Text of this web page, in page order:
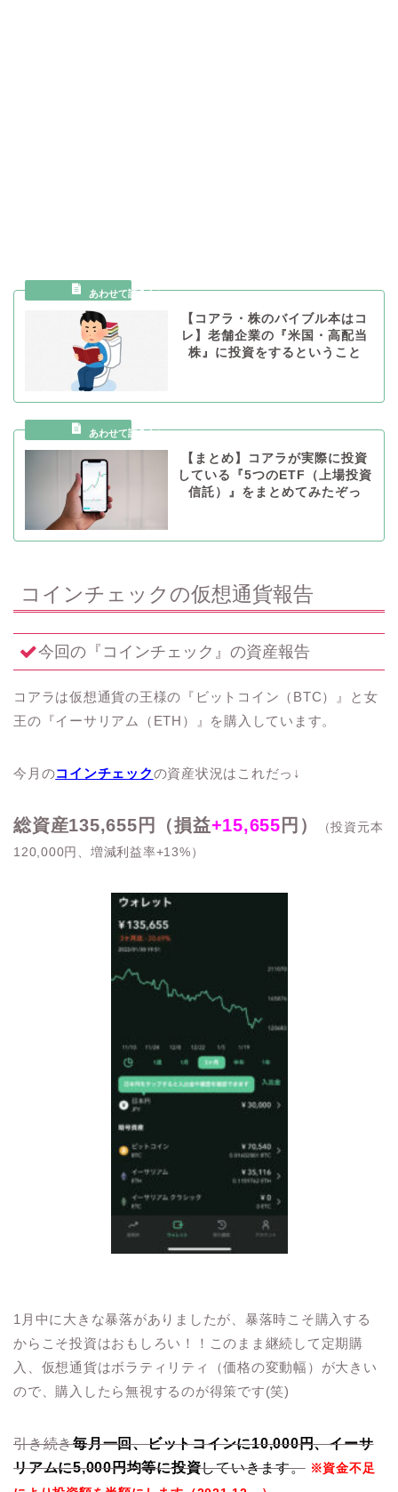
【コアラ・株のバイブル本はコ
レ】老舗企業の『米国・高配当
株』に投資をするということ
【まとめ】コアラが実際に投資
している『5つのETF（上場投資
信託）』をまとめてみたぞっ
コインチェックの仮想通貨報告
今回の『コインチェック』の資産報告
コアラは仮想通貨の王様の『ビットコイン（BTC）』と女
王の『イーサリアム（ETH）』を購入しています。
今月のコインチェックの資産状況はこれだっ↓
総資産135,655円（損益+15,655 円）
（投資元本
120,000円、増減利益率+13%）
1月中に大きな暴落がありましたが、暴落時こそ購入する
からこそ投資はおもしろい！！このまま継続して定期購
入、仮想通貨はボラティリティ（価格の変動幅）が大きい
ので、購入したら無視するのが得策です(笑)
引き続き毎月一回、ビットコインに10,000円、イーサ
リアムに5,000円均等に投資していきます。 ※資金不足